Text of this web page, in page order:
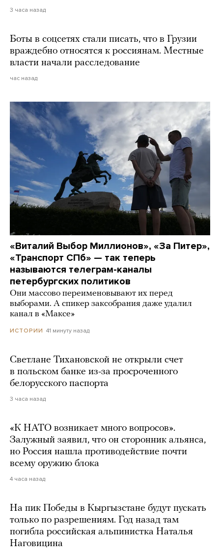
3 часа назад
Боты в соцсетях стали писать, что в Грузии
враждебно относятся к россиянам. Местные
власти начали расследование
час назад
«Виталий Выбор Миллионов», «За Питер»,
«Транспорт СПб» — так теперь
называются телеграм-каналы
петербургских политиков
Они массово переименовывают их перед
выборами. А спикер заксобрания даже удалил
канал в «Максе»
ИСТОРИИ 41 минуту назад
Светлане Тихановской не открыли счет
в польском банке из-за просроченного
белорусского паспорта
3 часа назад
«К НАТО возникает много вопросов».
Залужный заявил, что он сторонник альянса,
но Россия нашла противодействие почти
всему оружию блока
4 часа назад
На пик Победы в Кыргызстане будут пускать
только по разрешениям. Год назад там
погибла российская альпинистка Наталья
Наговицина